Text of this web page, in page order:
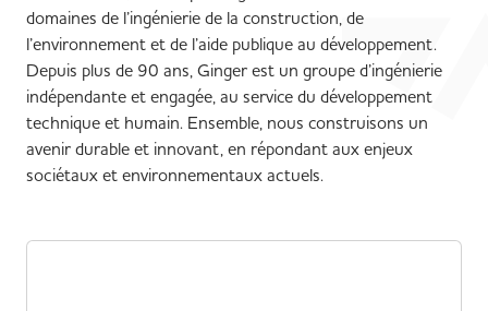
domaines de l’ingénierie de la construction, de
l’environnement et de l’aide publique au développement.
Depuis plus de 90 ans, Ginger est un groupe d’ingénierie
indépendante et engagée, au service du développement
technique et humain. Ensemble, nous construisons un
avenir durable et innovant, en répondant aux enjeux
sociétaux et environnementaux actuels.